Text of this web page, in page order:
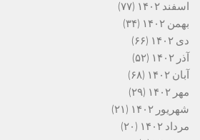
اسفند ۱۴۰۲
(۷۷)
بهمن ۱۴۰۲
(۳۴)
دی ۱۴۰۲
(۶۶)
آذر ۱۴۰۲
(۵۲)
آبان ۱۴۰۲
(۶۸)
مهر ۱۴۰۲
(۲۹)
شهریور ۱۴۰۲
(۲۱)
مرداد ۱۴۰۲
(۲۰)